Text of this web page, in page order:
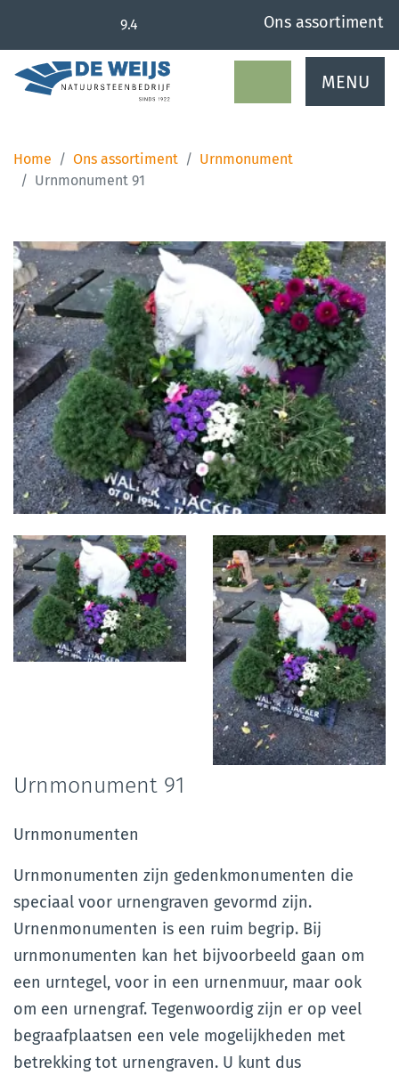
9.4 Ons assortiment
MENU
Home Ons assortiment
Urnmonument
Urnmonument 91
Foto
album
overslaan
Urnmonument 91
Urnmonumenten
Urnmonumenten zijn gedenkmonumenten die
speciaal voor urnengraven gevormd zijn.
Urnenmonumenten is een ruim begrip. Bij
urnmonumenten kan het bijvoorbeeld gaan om
een urntegel, voor in een urnenmuur, maar ook
om een urnengraf. Tegenwoordig zijn er op veel
begraafplaatsen een vele mogelijkheden met
betrekking tot urnengraven. U kunt dus